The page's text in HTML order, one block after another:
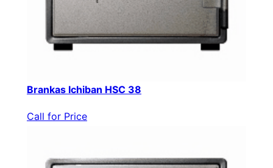
Brankas Ichiban HSC 38
Call for Price